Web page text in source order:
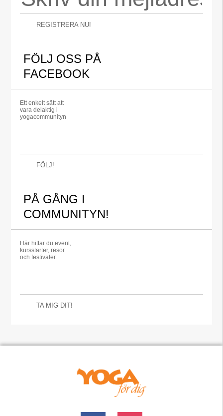
REGISTRERA NU!
FÖLJ OSS PÅ
FACEBOOK
Ett enkelt sätt att
vara delaktig i
yogacommunityn
FÖLJ!
PÅ GÅNG I
COMMUNITYN!
Här hittar du event,
kursstarter, resor
och festivaler.
TA MIG DIT!